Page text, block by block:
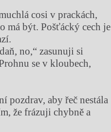
cosi v prackách,
má být. Pošťácký cech je
no,“ zasunuji si
se v kloubech,
pozdrav, aby řeč nestála
že frázuji chybně a